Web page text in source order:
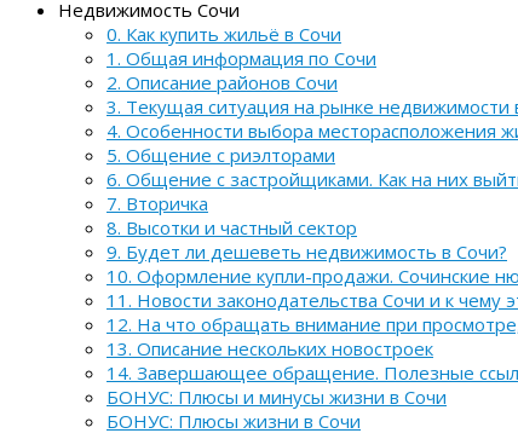
Недвижимость Сочи
0. Как купить жильё в Сочи
1. Общая информация по Сочи
2. Описание районов Сочи
3. Текущая ситуация на рынке недвижимости
4. Особенности выбора месторасположения
5. Общение с риэлторами
6. Общение с застройщиками. Как на них
7. Вторичка
8. Высотки и частный сектор
9. Будет ли дешеветь недвижимость в Сочи?
10. Оформление купли-продажи. Сочинские
11. Новости законодательства Сочи и к чему
12. На что обращать внимание при
13. Описание нескольких новостроек
14. Завершающее обращение. Полезные
БОНУС: Плюсы и минусы жизни в Сочи
БОНУС: Плюсы жизни в Сочи